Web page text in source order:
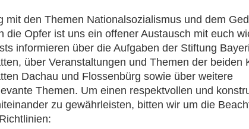
mit den Themen Nationalsozialismus und dem
die Opfer ist uns ein offener Austausch mit euch
informieren über die Aufgaben der Stiftung
über Veranstaltungen und Themen der beiden
Dachau und Flossenbürg sowie über weitere
Themen. Um einen respektvollen und
zu gewährleisten, bitten wir um die